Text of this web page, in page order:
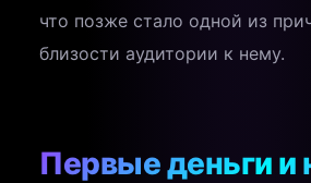
что позже стало одной из
близости аудитории к нему.
Первые деньги и